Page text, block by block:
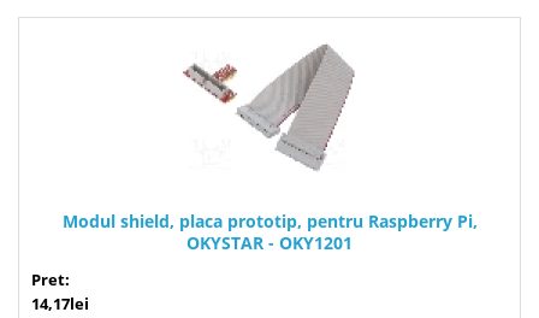
Modul shield, placa prototip, pentru Raspberry Pi,
OKYSTAR - OKY1201
Pret:
14,17lei